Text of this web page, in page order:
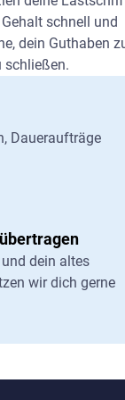
schnell und
dein Guthaben
schließen.
Daueraufträge
dein altes
wir dich gerne